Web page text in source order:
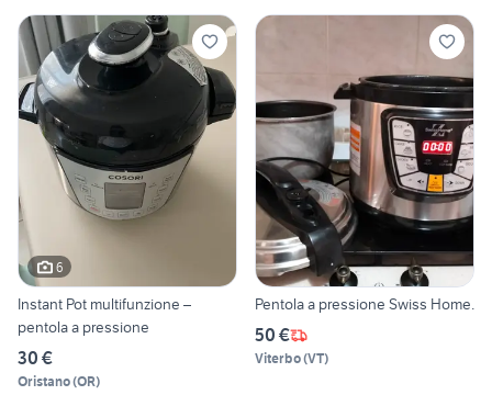
6
Instant Pot multifunzione –
pentola a pressione
30 €
Oristano(OR)
Pentola a pressione Swiss Home.
50 €
Viterbo(VT)